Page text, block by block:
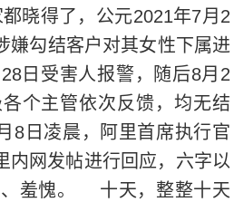
晓得了，公元2021年7月2
嫌勾结客户对其女性下属进
日受害人报警，随后8月2
个主管依次反馈，均无结
8日凌晨，阿里首席执行官
内网发帖进行回应，六字以
、羞愧。 十天，整整十天